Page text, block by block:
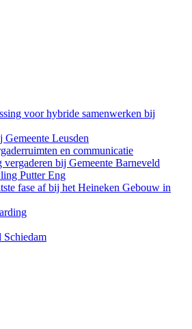
voor hybride samenwerken bij
Gemeente Leusden
en communicatie
vergaderen bij Gemeente Barneveld
Putter Eng
fase af bij het Heineken Gebouw in
Schiedam